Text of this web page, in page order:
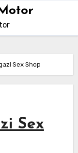
Sex Shop
Sex